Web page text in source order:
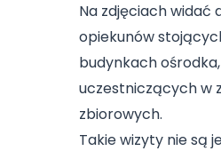
Na zdjęciach widać
opiekunów
budynkach ośrodka,
uczestniczących w
zbiorowych.
Takie wizyty nie są